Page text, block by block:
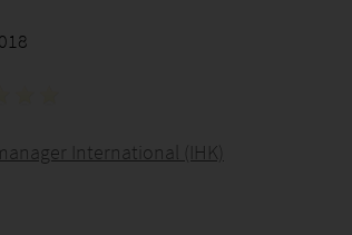
International (IHK)